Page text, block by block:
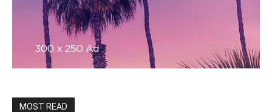
MOST READ